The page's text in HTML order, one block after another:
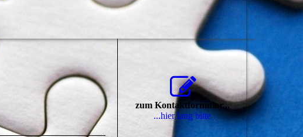
zum Kontaktformular...
...hier lang bitte